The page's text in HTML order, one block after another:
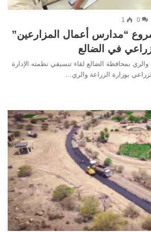
0
1
“مدارس أعمال المزارعين”
في الضالع
بمحافظة الضالع لقاء تنسيقي نظمته الإدارة
بوزارة الزراعة والري…